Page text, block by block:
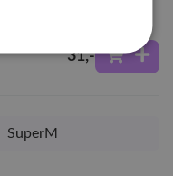
31,-
SuperM